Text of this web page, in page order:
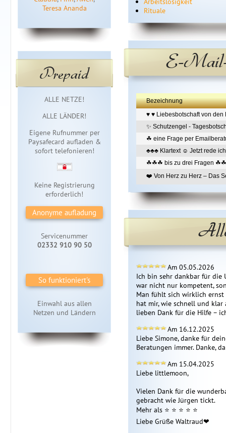
Teresa Ananda
Prepaid
Sofortzugang
ALLE NETZE!
ALLE LÄNDER!
Eigene Rufnummer per
Paysafecard aufladen &
sofort telefonieren!
Keine Registrierung
erforderlich!
Anonyme aufladung
Servicenummer
02332 910 90 50
So funktioniert's
Einwahl aus allen
Netzen und Ländern
Rituale
E-Mail-
Bezeichnung
♥ ♥ Liebesbotschaft von
✨ Schutzengel -
☘ eine Frage per
♣♣♣ Klartext ☺ Jetzt rede
☘☘☘ bis zu drei Fragen
❤️ Von Herz zu Herz – Das
Am 05.05.2026
Ich bin sehr dankbar für die
war nicht nur kompetent,
Man fühlt sich wirklich
hat mir, wie schnell und klar
lieben Dank für die Hilfe –
Am 16.12.2025
Liebe Simone, danke für
Beratungen immer. Danke,
Am 15.04.2025
Liebe littlemoon,
Vielen Dank für die
gebracht wie Jürgen tickt.
Mehr als ⭐ ️⭐ ️⭐ ️⭐ ️⭐ ️
Liebe Grüße Waltraud❤ ️